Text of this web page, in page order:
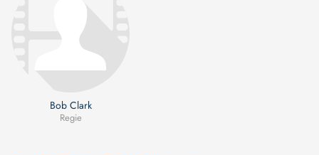
Bob Clark
Regie